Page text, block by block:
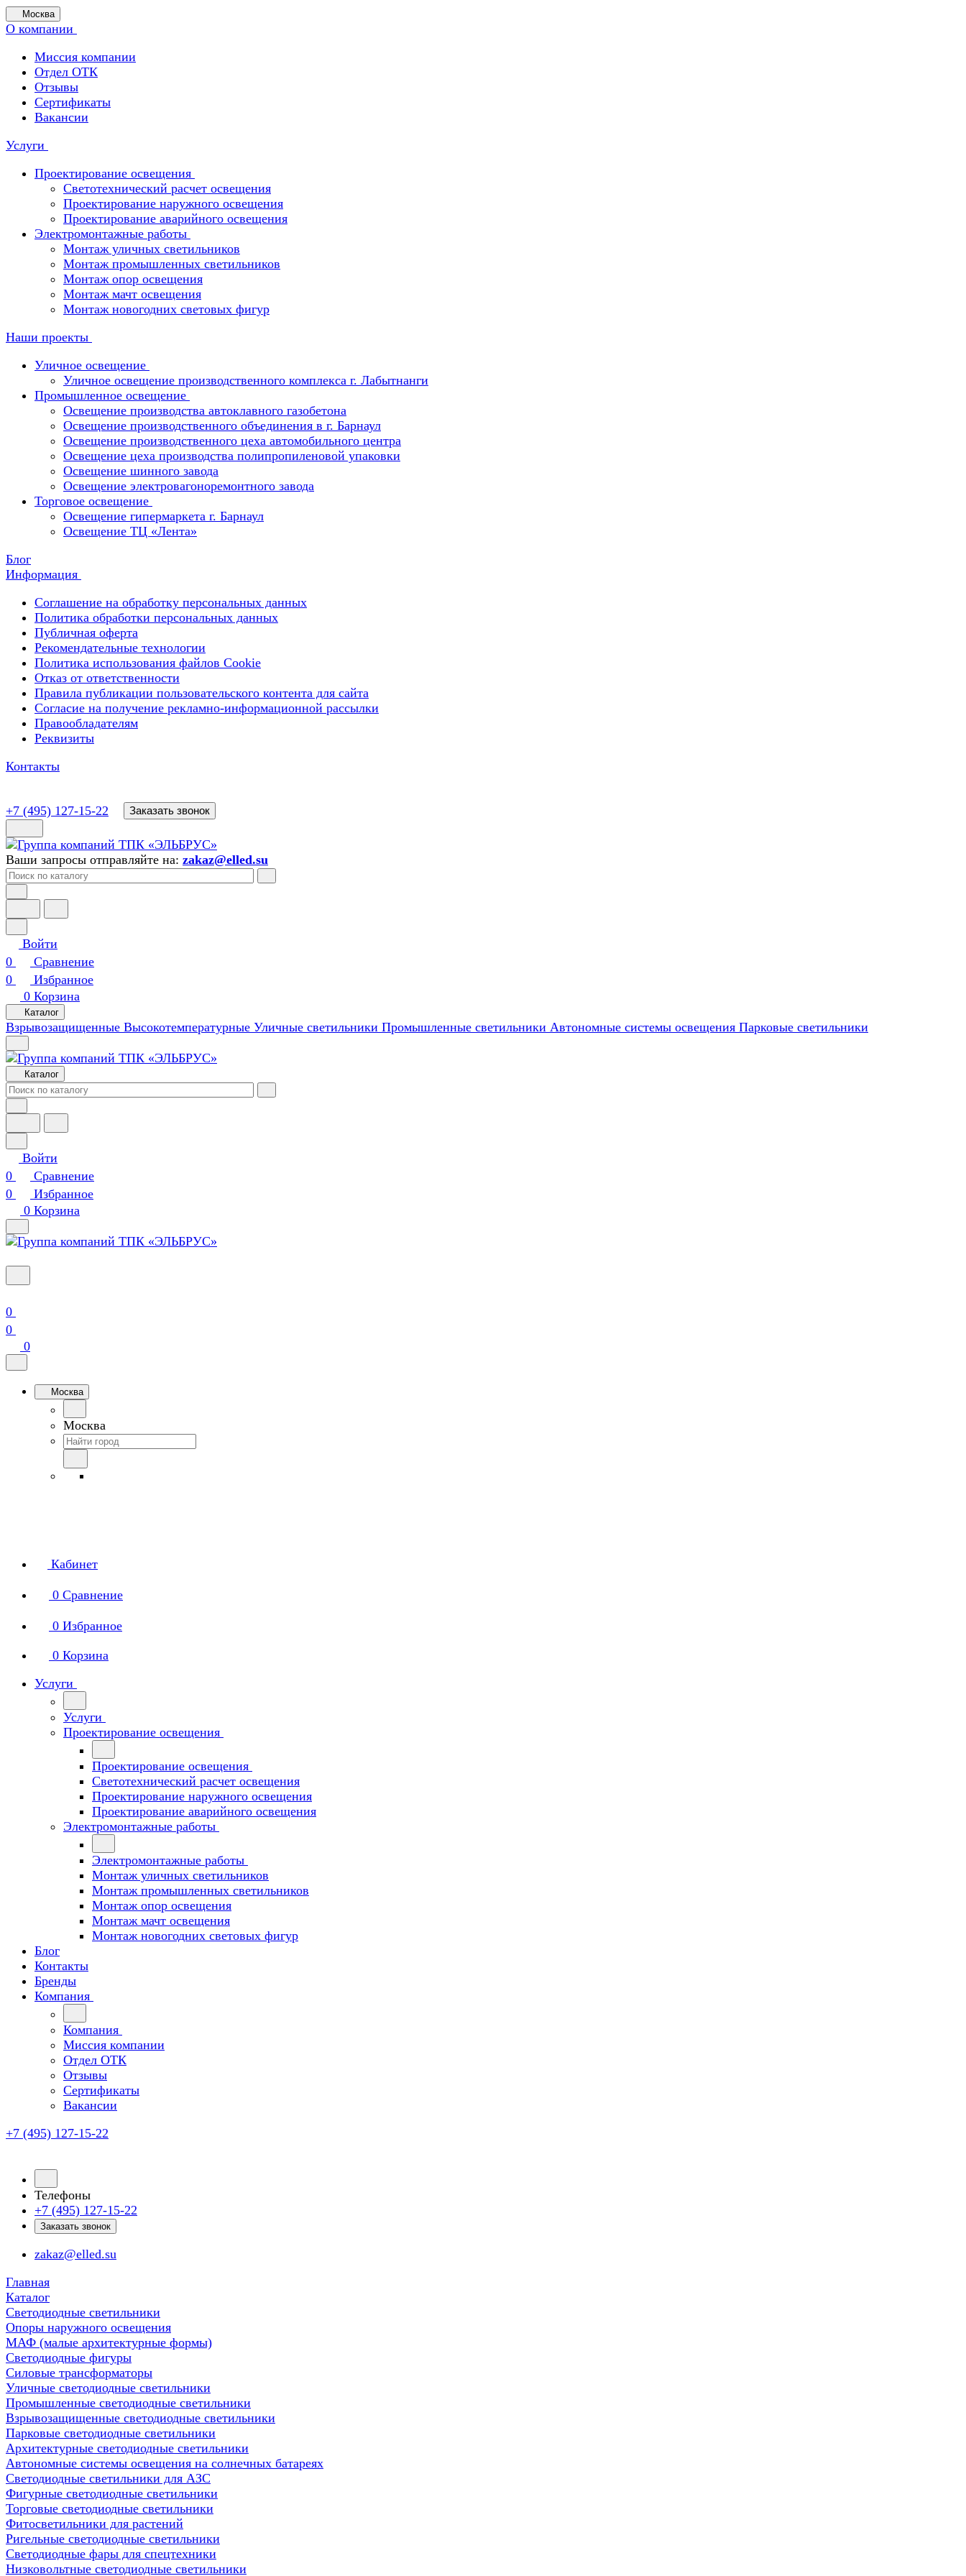
Москва
О компании
Миссия компании
Отдел ОТК
Отзывы
Сертификаты
Вакансии
Услуги
Проектирование освещения
Светотехнический расчет освещения
Проектирование наружного освещения
Проектирование аварийного освещения
Электромонтажные работы
Монтаж уличных светильников
Монтаж промышленных светильников
Монтаж опор освещения
Монтаж мачт освещения
Монтаж новогодних световых фигур
Наши проекты
Уличное освещение
Уличное освещение производственного комплекса г. Лабытнанги
Промышленное освещение
Освещение производства автоклавного газобетона
Освещение производственного объединения в г. Барнаул
Освещение производственного цеха автомобильного центра
Освещение цеха производства полипропиленовой упаковки
Освещение шинного завода
Освещение электровагоноремонтного завода
Торговое освещение
Освещение гипермаркета г. Барнаул
Освещение ТЦ «Лента»
Блог
Информация
Соглашение на обработку персональных данных
Политика обработки персональных данных
Публичная оферта
Рекомендательные технологии
Политика использования файлов Cookie
Отказ от ответственности
Правила публикации пользовательского контента для сайта
Согласие на получение рекламно-информационной рассылки
Правообладателям
Реквизиты
Контакты
+7 (495) 127-15-22 Заказать звонок
Ваши запросы отправляйте на: zakaz@elled.su
Войти
0
Сравнение
0
Избранное
0 Корзина
Каталог
Взрывозащищенные Высокотемпературные Уличные светильники Промышленные светильники Автономные системы освещения Парковые светильники
Каталог
Войти
0
Сравнение
0
Избранное
0 Корзина
0
0
0
Москва
Москва
Кабинет
0 Сравнение
0 Избранное
0 Корзина
Услуги
Услуги
Проектирование освещения
Проектирование освещения
Светотехнический расчет освещения
Проектирование наружного освещения
Проектирование аварийного освещения
Электромонтажные работы
Электромонтажные работы
Монтаж уличных светильников
Монтаж промышленных светильников
Монтаж опор освещения
Монтаж мачт освещения
Монтаж новогодних световых фигур
Блог
Контакты
Бренды
Компания
Компания
Миссия компании
Отдел ОТК
Отзывы
Сертификаты
Вакансии
+7 (495) 127-15-22
Телефоны
+7 (495) 127-15-22
Заказать звонок
zakaz@elled.su
Главная
Каталог
Светодиодные светильники
Опоры наружного освещения
МАФ (малые архитектурные формы)
Светодиодные фигуры
Силовые трансформаторы
Уличные светодиодные светильники
Промышленные светодиодные светильники
Взрывозащищенные светодиодные светильники
Парковые светодиодные светильники
Архитектурные светодиодные светильники
Автономные системы освещения на солнечных батареях
Светодиодные светильники для АЗС
Фигурные светодиодные светильники
Торговые светодиодные светильники
Фитосветильники для растений
Ригельные светодиодные светильники
Cветодиодные фары для спецтехники
Низковольтные светодиодные светильники